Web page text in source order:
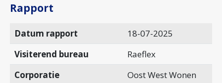
Rapport
Datum rapport
18-07-2025
Visiterend bureau
Raeflex
Corporatie
Oost West Wonen